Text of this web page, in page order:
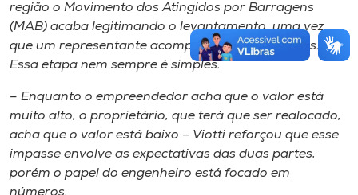
região o Movimento dos Atingidos por Barragens
(MAB) acaba legitimando o levantamento, uma vez
que um representante acompanha todas as fases.
Essa etapa nem sempre é simples.
– Enquanto o empreendedor acha que o valor está
muito alto, o proprietário, que terá que ser realocado,
acha que o valor está baixo – Viotti reforçou que esse
impasse envolve as expectativas das duas partes,
porém o papel do engenheiro está focado em